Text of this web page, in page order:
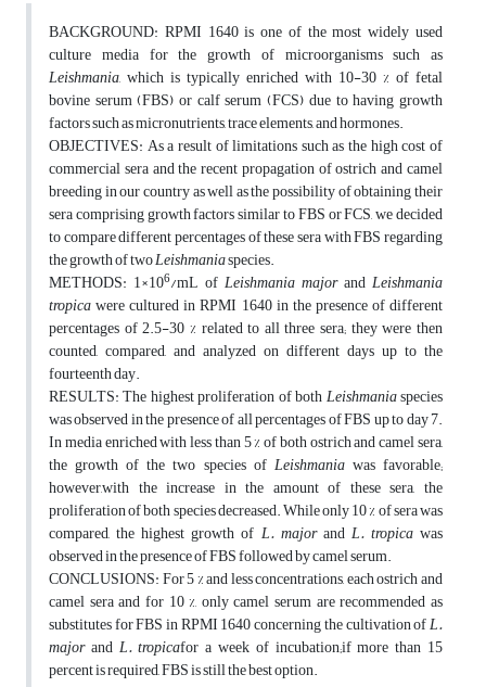
BACKGROUND: RPMI 1640 is one of the most widely used
culture media for the growth of microorganisms such as
Leishmania, which is typically enriched with 10-30 % of fetal
bovine serum (FBS) or calf serum (FCS) due to having growth
factors such as micronutrients, trace elements, and hormones.
OBJECTIVES: As a result of limitations such as the high cost of
commercial sera and the recent propagation of ostrich and camel
breeding in our country as well as the possibility of obtaining their
sera comprising growth factors similar to FBS or FCS, we decided
to compare different percentages of these sera with FBS regarding
the growth of twoLeishmaniaspecies.
METHODS: 1×106/mL of Leishmania majorand Leishmania
tropicawere cultured in RPMI 1640 in the presence of different
percentages of 2.5-30 % related to all three sera; they were then
counted, compared, and analyzed on different days up to the
fourteenth day.
RESULTS: The highest proliferation of bothLeishmaniaspecies
was observed in the presence of all percentages of FBS up to day 7.
In media enriched with less than 5 % of both ostrich and camel sera,
the growth of the two species of Leishmaniawas favorable;
however,with the increase in the amount of these sera, the
proliferation of both species decreased. While only 10 % of sera was
compared, the highest growth of L. majorand L. tropicawas
observed in the presence of FBS followed by camel serum.
CONCLUSIONS: For 5 % and less concentrations, each ostrich and
camel sera and for 10 %, only camel serum are recommended as
substitutes for FBS in RPMI 1640 concerning the cultivation ofL.
majorand L. tropicafor a week of incubation;if more than 15
percent is required, FBS is still the best option.